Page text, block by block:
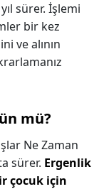
sürer. İşlemi
bir kez
ve alının
mü?
Ne Zaman
sürer. Ergenlik
çocuk için